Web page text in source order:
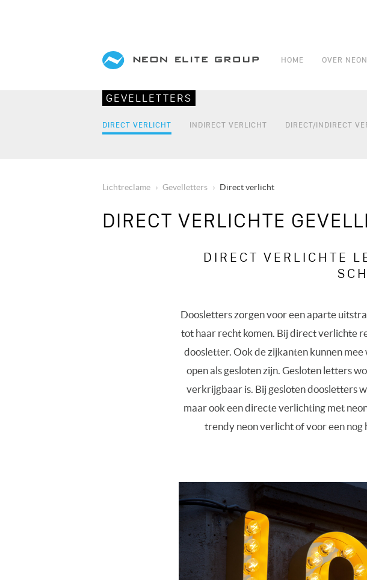
HOME OVER
GEVELLETTERS
DIRECT VERLICHT INDIRECT VERLICHT DIRECT/INDIRECT
Lichtreclame Gevelletters Direct verlicht
DIRECT VERLICHTE
DIRECT VERLICHTE
Doosletters zorgen voor een aparte
tot haar recht komen. Bij direct verlichte
doosletter. Ook de zijkanten kunnen
open als gesloten zijn. Gesloten letters
verkrijgbaar is. Bij gesloten doosletters
maar ook een directe verlichting met
trendy neon verlicht of voor een nog